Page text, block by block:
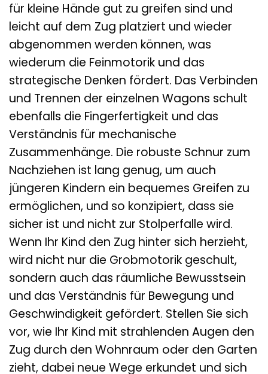
für kleine Hände gut zu greifen sind und
leicht auf dem Zug platziert und wieder
abgenommen werden können, was
wiederum die Feinmotorik und das
strategische Denken fördert. Das Verbinden
und Trennen der einzelnen Wagons schult
ebenfalls die Fingerfertigkeit und das
Verständnis für mechanische
Zusammenhänge. Die robuste Schnur zum
Nachziehen ist lang genug, um auch
jüngeren Kindern ein bequemes Greifen zu
ermöglichen, und so konzipiert, dass sie
sicher ist und nicht zur Stolperfalle wird.
Wenn Ihr Kind den Zug hinter sich herzieht,
wird nicht nur die Grobmotorik geschult,
sondern auch das räumliche Bewusstsein
und das Verständnis für Bewegung und
Geschwindigkeit gefördert. Stellen Sie sich
vor, wie Ihr Kind mit strahlenden Augen den
Zug durch den Wohnraum oder den Garten
zieht, dabei neue Wege erkundet und sich